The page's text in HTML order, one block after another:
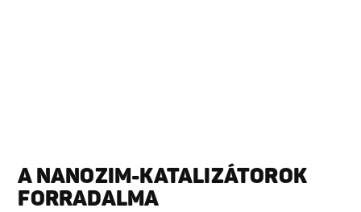
A NANOZIM-KATALIZÁTOROK
FORRADALMA